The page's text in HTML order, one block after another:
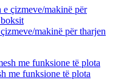
makinë për tharjen
me funksione të plota